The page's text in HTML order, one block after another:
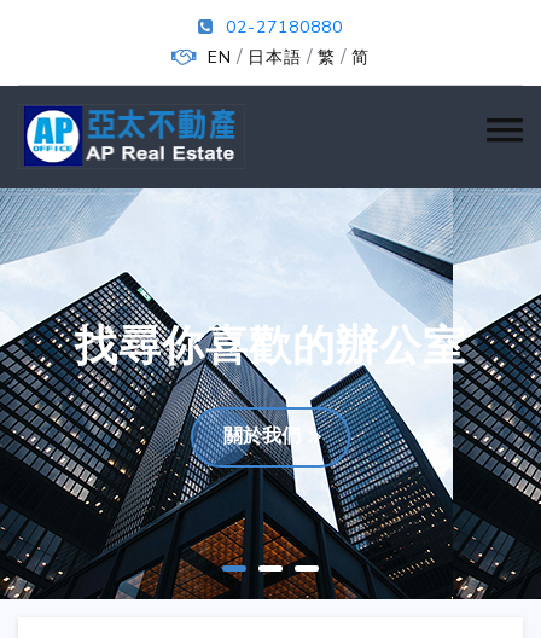
02-27180880
EN / 日本語 / 繁 / 简
找尋你喜歡的辦公室
關於我們